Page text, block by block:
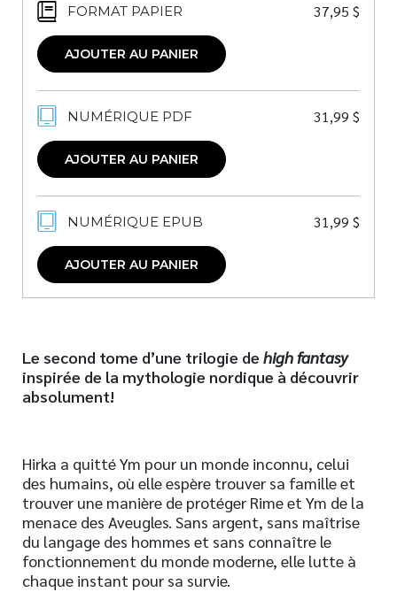
FORMAT PAPIER 37,95 $
AJOUTER AU PANIER
NUMÉRIQUE PDF 31,99 $
AJOUTER AU PANIER
NUMÉRIQUE EPUB 31,99 $
AJOUTER AU PANIER
Le second tome d’une trilogie de high fantasy
inspirée de la mythologie nordique à découvrir
absolument!
Hirka a quitté Ym pour un monde inconnu, celui
des humains, où elle espère trouver sa famille et
trouver une manière de protéger Rime et Ym de la
menace des Aveugles. Sans argent, sans maîtrise
du langage des hommes et sans connaître le
fonctionnement du monde moderne, elle lutte à
chaque instant pour sa survie.